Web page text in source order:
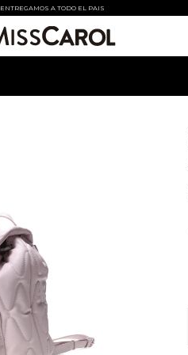
ENTREGAMOS A TODO EL PAIS